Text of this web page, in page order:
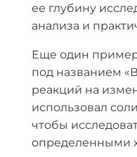
ее глубину
анализа и
Еще один
под названием
реакций на
использовал
чтобы
определенными